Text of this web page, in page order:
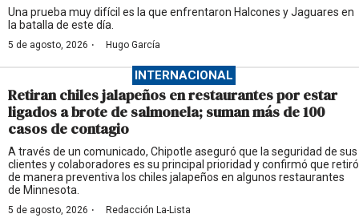
Una prueba muy difícil es la que enfrentaron Halcones y Jaguares en
la batalla de este día.
5 de agosto, 2026 · Hugo García
INTERNACIONAL
Retiran chiles jalapeños en restaurantes por estar
ligados a brote de salmonela; suman más de 100
casos de contagio
A través de un comunicado, Chipotle aseguró que la seguridad de sus
clientes y colaboradores es su principal prioridad y confirmó que retiró
de manera preventiva los chiles jalapeños en algunos restaurantes
de Minnesota.
5 de agosto, 2026 · Redacción La-Lista